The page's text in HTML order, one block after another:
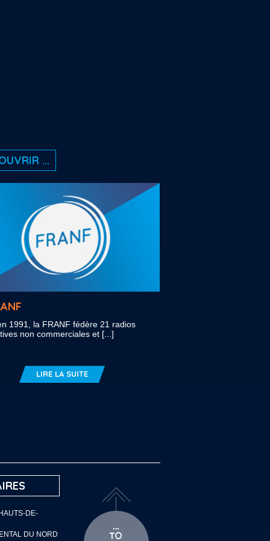
...
1991, la FRANF fédère 21 radios
non commerciales et [...]
LIRE LA SUITE
DE-
DU NORD